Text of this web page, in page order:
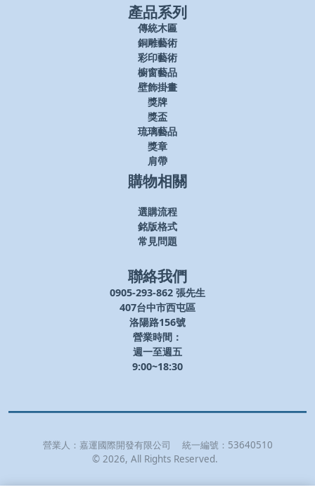
產品系列
傳統木匾
銅雕藝術
彩印藝術
櫥窗藝品
壁飾掛畫
獎牌
獎盃
琉璃藝品
獎章
肩帶
購物相關
選購流程
銘版格式
常見問題
聯絡我們
0905-293-862 張先生
407台中市西屯區
洛陽路156號
營業時間：
週一至週五
9:00~18:30
營業人： 嘉運國際開發有限公司 統一編號： 53640510
© 2026, All Rights Reserved.